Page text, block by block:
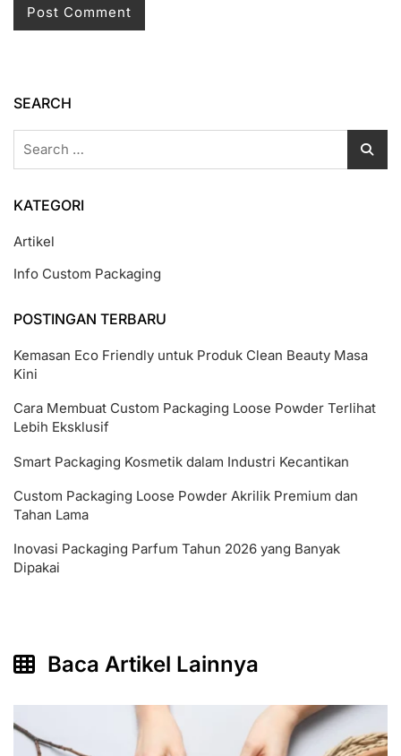
SEARCH
KATEGORI
Artikel
Info Custom Packaging
POSTINGAN TERBARU
Kemasan Eco Friendly untuk Produk Clean Beauty Masa
Kini
Cara Membuat Custom Packaging Loose Powder Terlihat
Lebih Eksklusif
Smart Packaging Kosmetik dalam Industri Kecantikan
Custom Packaging Loose Powder Akrilik Premium dan
Tahan Lama
Inovasi Packaging Parfum Tahun 2026 yang Banyak
Dipakai
Baca Artikel Lainnya